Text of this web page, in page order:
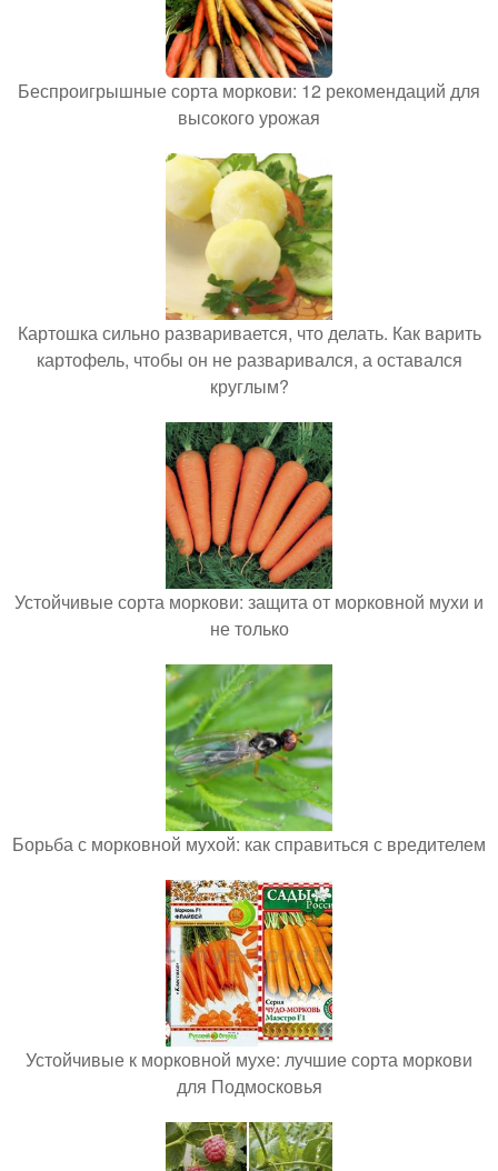
Беспроигрышные сорта моркови: 12 рекомендаций для
высокого урожая
Картошка сильно разваривается, что делать. Как варить
картофель, чтобы он не разваривался, а оставался
круглым?
Устойчивые сорта моркови: защита от морковной мухи и
не только
Борьба с морковной мухой: как справиться с вредителем
Устойчивые к морковной мухе: лучшие сорта моркови
для Подмосковья